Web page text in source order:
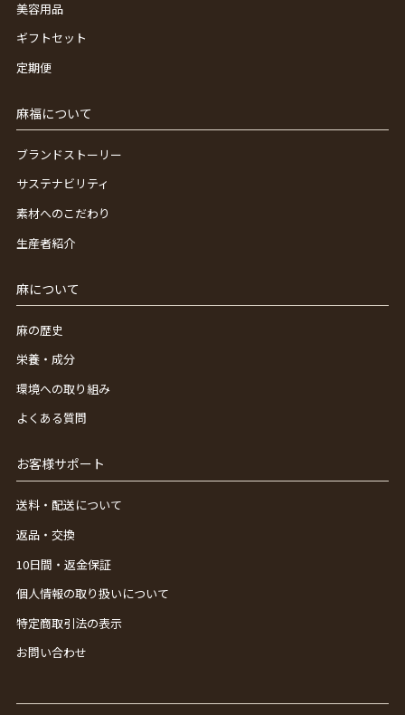
美容用品
ギフトセット
定期便
麻福について
ブランドストーリー
サステナビリティ
素材へのこだわり
生産者紹介
麻について
麻の歴史
栄養・成分
環境への取り組み
よくある質問
お客様サポート
送料・配送について
返品・交換
10日間・返金保証
個人情報の取り扱いについて
特定商取引法の表示
お問い合わせ